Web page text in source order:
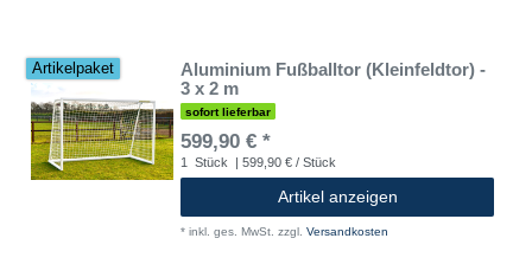
Artikelpaket
Aluminium Fußballtor (Kleinfeldtor) -
3 x 2 m
sofort lieferbar
599,90 € *
1 Stück | 599,90 € / Stück
Artikel anzeigen
* inkl. ges. MwSt. zzgl. Versandkosten